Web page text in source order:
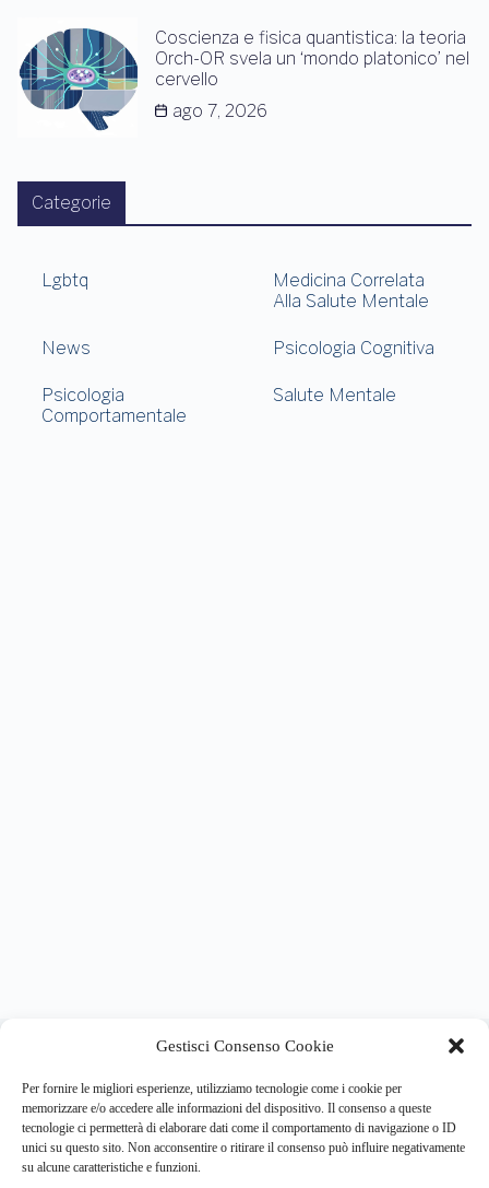
Gestisci Consenso Cookie
Per fornire le migliori esperienze, utilizziamo tecnologie come i cookie per
memorizzare e/o accedere alle informazioni del dispositivo. Il consenso a queste
tecnologie ci permetterà di elaborare dati come il comportamento di navigazione o ID
unici su questo sito. Non acconsentire o ritirare il consenso può influire negativamente
su alcune caratteristiche e funzioni.
Coscienza e fisica quantistica: la teoria
Orch-OR svela un ‘mondo platonico’ nel
cervello
ago 7, 2026
Categorie
Lgbtq
Medicina Correlata
Alla Salute Mentale
News Psicologia Cognitiva
Psicologia
Comportamentale
Salute Mentale
psicologia e salute mentale.
Address:
VIA USODIMARE 3 - 37138 - VERONA (VR)